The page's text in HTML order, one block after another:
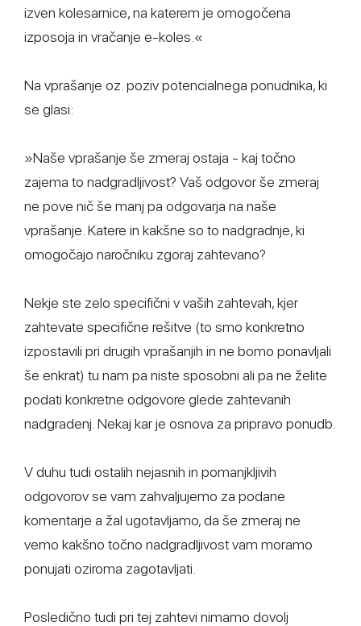
izven kolesarnice, na katerem je omogočena
izposoja in vračanje e-koles.«
Na vprašanje oz. poziv potencialnega ponudnika, ki
se glasi:
»Naše vprašanje še zmeraj ostaja - kaj točno
zajema to nadgradljivost? Vaš odgovor še zmeraj
ne pove nič še manj pa odgovarja na naše
vprašanje. Katere in kakšne so to nadgradnje, ki
omogočajo naročniku zgoraj zahtevano?
Nekje ste zelo specifični v vaših zahtevah, kjer
zahtevate specifične rešitve (to smo konkretno
izpostavili pri drugih vprašanjih in ne bomo ponavljali
še enkrat) tu nam pa niste sposobni ali pa ne želite
podati konkretne odgovore glede zahtevanih
nadgradenj. Nekaj kar je osnova za pripravo ponudb.
V duhu tudi ostalih nejasnih in pomanjkljivih
odgovorov se vam zahvaljujemo za podane
komentarje a žal ugotavljamo, da še zmeraj ne
vemo kakšno točno nadgradljivost vam moramo
ponujati oziroma zagotavljati.
Posledično tudi pri tej zahtevi nimamo dovolj